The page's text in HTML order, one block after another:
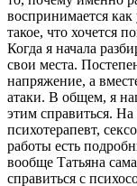
воспринимается как
такое, что хочется
Когда я начала
свои места.
напряжение, а
атаки. В общем, я
этим справиться.
психотерапевт,
работы есть
вообще Татьяна
справиться с